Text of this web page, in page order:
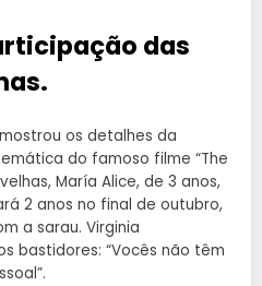
das
os detalhes da
do famoso filme “The
María Alice, de 3 anos,
2 anos no final de outubro,
a sarau. Virginia
bastidores: “Vocês não têm